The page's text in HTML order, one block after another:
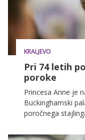
KRALJEVO
Pri 74 letih
poroke
Princesa Anne je
Buckinghamski
poročnega